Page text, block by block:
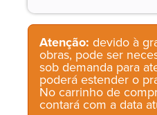
Atenção: devido à
obras, pode ser
sob demanda para
poderá estender o
No carrinho de
contará com a data